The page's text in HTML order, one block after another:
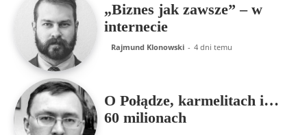
„Biznes jak zawsze” – w
internecie
Rajmund Klonowski - 4 dni temu
O Połądze, karmelitach i…
60 milionach